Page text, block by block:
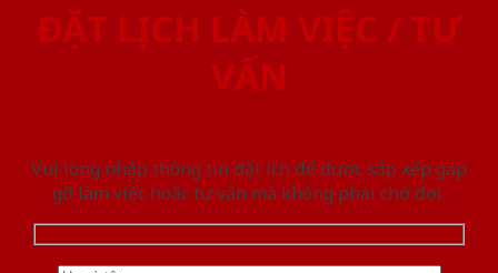
ĐẶT LỊCH LÀM VIỆC / TƯ
VẤN
Vui lòng nhập thông tin đặt lịch để được sắp xếp gặp
gỡ làm việc hoăc tư vấn mà không phải chờ đợi.